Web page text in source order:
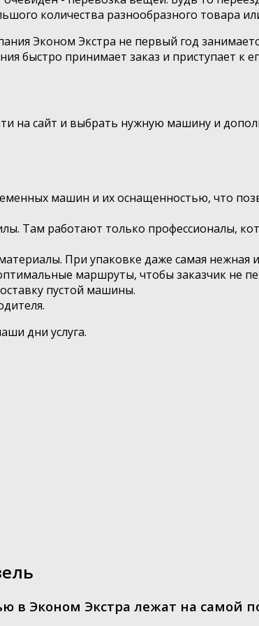
количества разнообразного товара
Эконом Экстра не первый год
быстро принимает заказ и приступает к
на сайт и выбрать нужную машину и
машин и их оснащенностью, что
Там работают только профессионалы,
При упаковке даже самая нежная
маршруты, чтобы заказчик не
пустой машины.
дни услуга.
в Эконом Экстра лежат на самой